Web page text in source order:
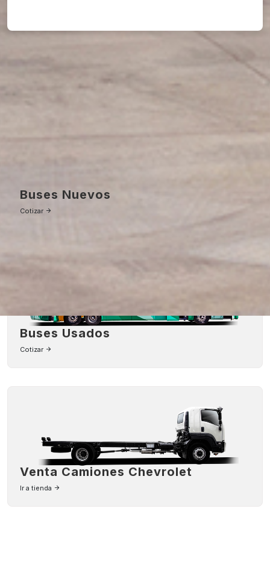
Buses Nuevos
Cotizar
Buses Usados
Cotizar
Venta Camiones Chevrolet
Ir a tienda